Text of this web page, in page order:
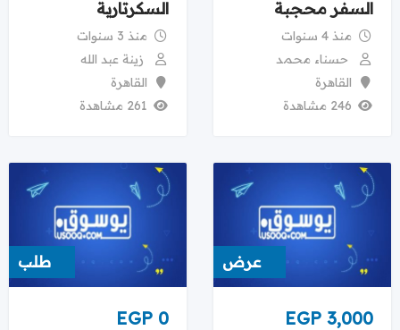
السفر محجبة
منذ 4 سنوات
حسناء محمد
القاهرة
246 مشاهدة
السكرتارية
منذ 3 سنوات
زينة عبد الله
القاهرة
261 مشاهدة
عرض
EGP 3,000
طلب
EGP 0